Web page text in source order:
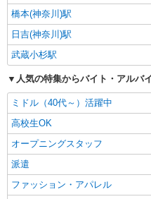
橋本(神奈川)駅
日吉(神奈川)駅
武蔵小杉駅
人気の特集からバイト・アルバ
ミドル（40代～）活躍中
高校生OK
オープニングスタッフ
派遣
ファッション・アパレル